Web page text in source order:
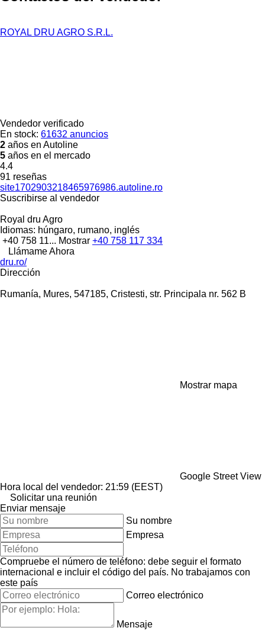
ROYAL DRU AGRO S.R.L.
Vendedor verificado
En stock: 61632 anuncios
2 años en Autoline
5 años en el mercado
4.4
91 reseñas
site1702903218465976986.autoline.ro
Suscribirse al vendedor
Royal dru Agro
Idiomas: húngaro, rumano, inglés
+40 758 11... Mostrar +40 758 117 334
Llámame Ahora
dru.ro/
Dirección
Rumanía, Mures, 547185, Cristesti, str. Principala nr. 562 B
Mostrar mapa
Google Street View
Hora local del vendedor: 21:59 (EEST)
Solicitar una reunión
Enviar mensaje
Su nombre
Empresa
Compruebe el número de teléfono: debe seguir el formato
internacional e incluir el código del país. No trabajamos con
este país
Correo electrónico
Mensaje